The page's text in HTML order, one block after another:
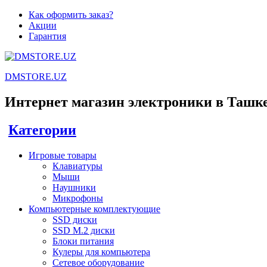
Как оформить заказ?
Акции
Гарантия
DMSTORE.UZ
Интернет магазин электроники в
Категории
Игровые товары
Клавиатуры
Мыши
Наушники
Микрофоны
Компьютерные комплектующие
SSD диски
SSD M.2 диски
Блоки питания
Кулеры для компьютера
Сетевое оборудование